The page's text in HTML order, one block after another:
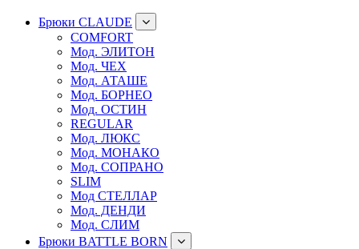
Брюки CLAUDE
COMFORT
Мод. ЭЛИТОН
Мод. ЧЕХ
Мод. АТАШЕ
Мод. БОРНЕО
Мод. ОСТИН
REGULAR
Мод. ЛЮКС
Мод. МОНАКО
Мод. СОПРАНО
SLIM
Мод СТЕЛЛАР
Мод. ДЕНДИ
Мод. СЛИМ
Брюки BATTLE BORN